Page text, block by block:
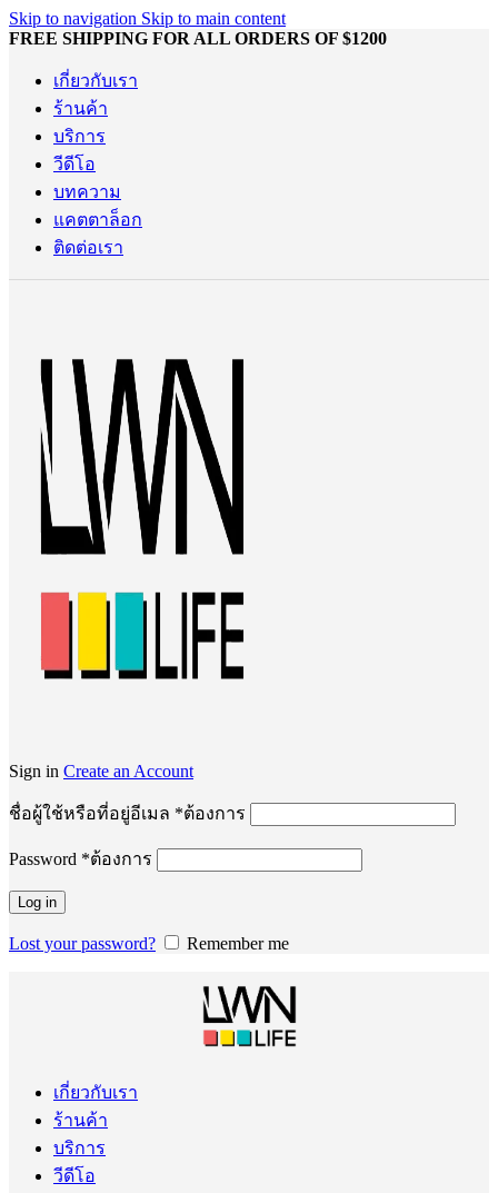
Skip to navigation Skip to main content
FREE SHIPPING FOR ALL ORDERS OF $1200
เกี่ยวกับเรา
ร้านค้า
บริการ
วีดีโอ
บทความ
แคตตาล็อก
ติดต่อเรา
Sign in Create an Account
ชื่อผู้ใช้หรือที่อยู่อีเมล *ต้องการ
Password *ต้องการ
Log in
Lost your password? Remember me
เกี่ยวกับเรา
ร้านค้า
บริการ
วีดีโอ